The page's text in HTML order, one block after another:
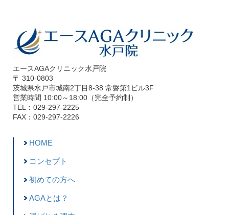
エースAGAクリニック水戸院
〒 310-0803
茨城県水戸市城南2丁目8-38 常磐第1ビル3F
営業時間 10:00～18:00（完全予約制）
TEL：029-297-2225
FAX：029-297-2226
HOME
コンセプト
初めての方へ
AGAとは？